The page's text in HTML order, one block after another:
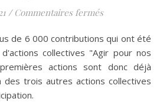
/ Commentaires ferméssur
collectives "Agir pour nos
actions sont donc déjà
des trois autres actions collectives